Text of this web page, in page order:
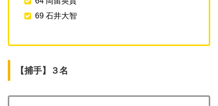
69 石井大智
【捕手】３名